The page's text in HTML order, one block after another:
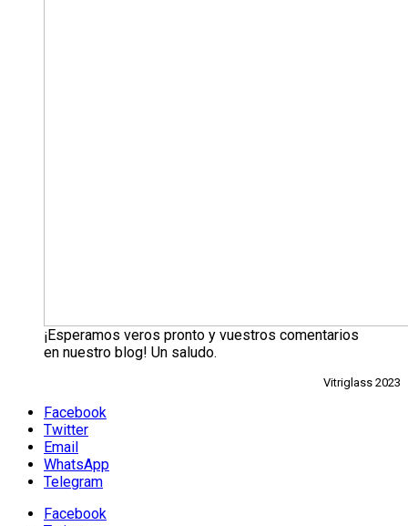
¡Esperamos veros pronto y vuestros comentarios
en nuestro blog! Un saludo.
Vitriglass 2023
Facebook
Twitter
Email
WhatsApp
Telegram
Facebook